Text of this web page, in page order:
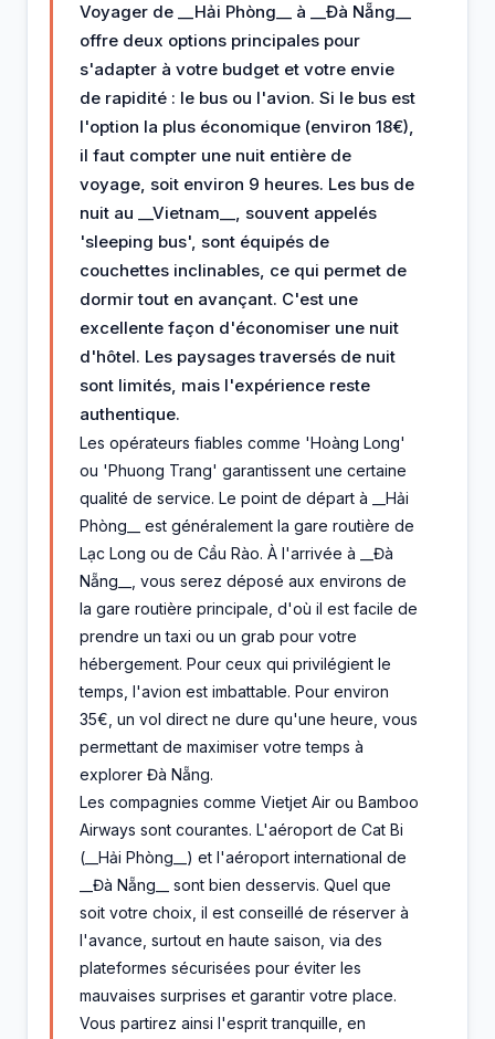
Voyager de __Hải Phòng__ à __Đà Nẵng__
offre deux options principales pour
s'adapter à votre budget et votre envie
de rapidité : le bus ou l'avion. Si le bus est
l'option la plus économique (environ 18€),
il faut compter une nuit entière de
voyage, soit environ 9 heures. Les bus de
nuit au __Vietnam__, souvent appelés
'sleeping bus', sont équipés de
couchettes inclinables, ce qui permet de
dormir tout en avançant. C'est une
excellente façon d'économiser une nuit
d'hôtel. Les paysages traversés de nuit
sont limités, mais l'expérience reste
authentique.
Les opérateurs fiables comme 'Hoàng Long'
ou 'Phuong Trang' garantissent une certaine
qualité de service. Le point de départ à __Hải
Phòng__ est généralement la gare routière de
Lạc Long ou de Cầu Rào. À l'arrivée à __Đà
Nẵng__, vous serez déposé aux environs de
la gare routière principale, d'où il est facile de
prendre un taxi ou un grab pour votre
hébergement. Pour ceux qui privilégient le
temps, l'avion est imbattable. Pour environ
35€, un vol direct ne dure qu'une heure, vous
permettant de maximiser votre temps à
explorer Đà Nẵng.
Les compagnies comme Vietjet Air ou Bamboo
Airways sont courantes. L'aéroport de Cat Bi
(__Hải Phòng__) et l'aéroport international de
__Đà Nẵng__ sont bien desservis. Quel que
soit votre choix, il est conseillé de réserver à
l'avance, surtout en haute saison, via des
plateformes sécurisées pour éviter les
mauvaises surprises et garantir votre place.
Vous partirez ainsi l'esprit tranquille, en